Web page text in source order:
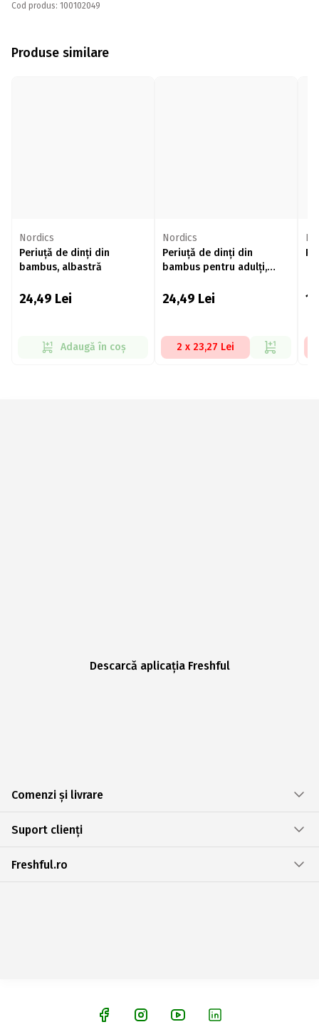
Cod produs: 100102049
Produse similare
Nordics
Periuță de dinți din
bambus, albastră
24,49 Lei
Adaugă în coș
Nordics
Periuță de dinți din
bambus pentru adulți,
24,49 Lei
2 x 23,27 Lei
Descarcă aplicația Freshful
Comenzi și livrare
Suport clienți
Freshful.ro